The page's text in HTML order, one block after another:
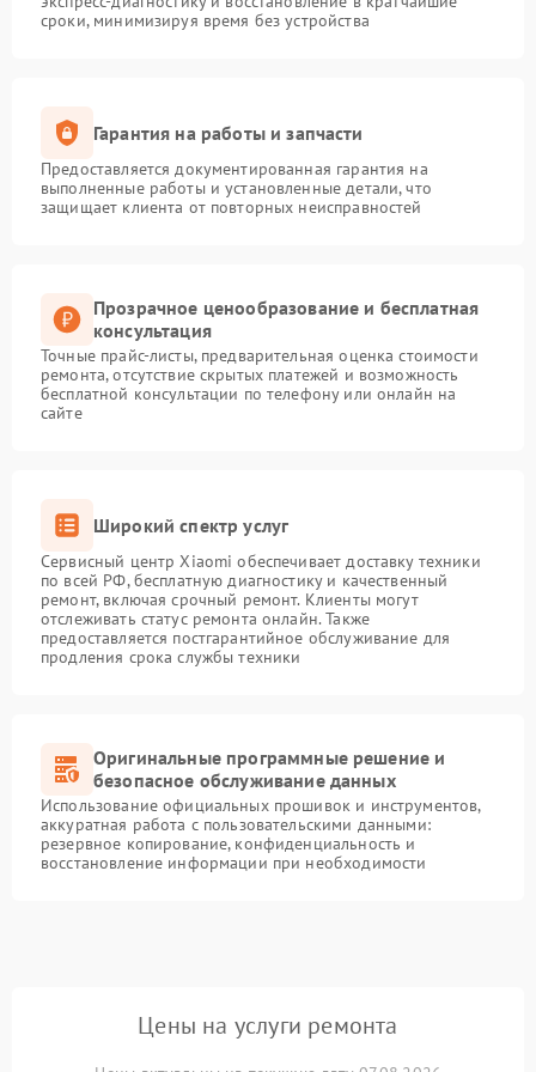
сроки, минимизируя время без устройства
Гарантия на работы и запчасти
Предоставляется документированная гарантия на
выполненные работы и установленные детали, что
защищает клиента от повторных неисправностей
Прозрачное ценообразование и бесплатная
консультация
Точные прайс-листы, предварительная оценка стоимости
ремонта, отсутствие скрытых платежей и возможность
бесплатной консультации по телефону или онлайн на
сайте
Широкий спектр услуг
Сервисный центр Xiaomi обеспечивает доставку техники
по всей РФ, бесплатную диагностику и качественный
ремонт, включая срочный ремонт. Клиенты могут
отслеживать статус ремонта онлайн. Также
предоставляется постгарантийное обслуживание для
продления срока службы техники
Оригинальные программные решение и
безопасное обслуживание данных
Использование официальных прошивок и инструментов,
аккуратная работа с пользовательскими данными:
резервное копирование, конфиденциальность и
восстановление информации при необходимости
Цены на услуги ремонта